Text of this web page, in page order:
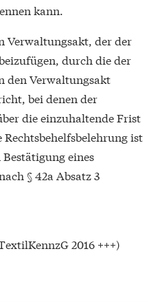
kann.
Verwaltungsakt, der der
durch die der
den Verwaltungsakt
bei denen der
die einzuhaltende Frist
ist
eines
§ 42a Absatz 3
2016 +++)